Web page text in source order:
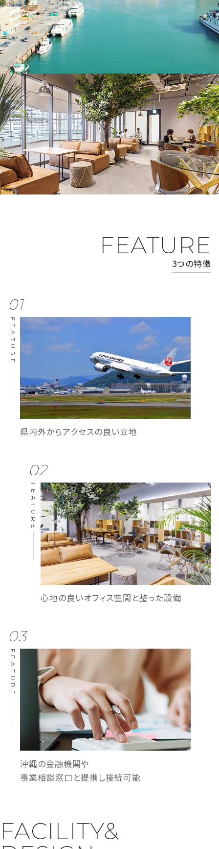
FEATURE
3つの特徴
01
FEATURE
県内外からアクセスの良い立地
02
FEATURE
心地の良いオフィス空間と整った設備
03
FEATURE
沖縄の金融機関や
事業相談窓口と提携し接続可能
FACILITY&